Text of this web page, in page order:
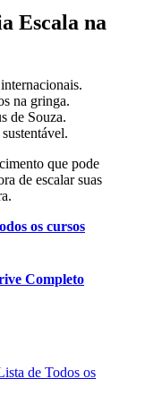
Escala na
na gringa.
de Souza.
que pode
de escalar suas
os cursos
Completo
de Todos os